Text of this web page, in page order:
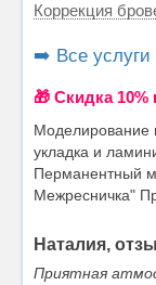
Коррекция
➡️ Все услуги
🎁 Cкидка
Моделирование
укладка и
Перманентный
Межресничка"
Наталия,
Приятная